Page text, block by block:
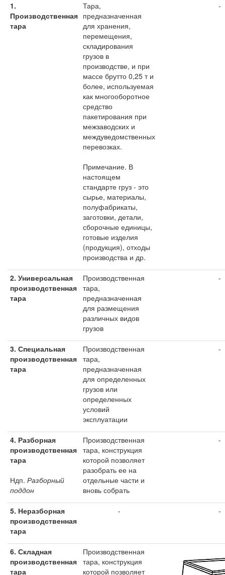
1.
Производственная
тара
Тара,
предназначенная
для хранения,
перемещения,
складирования
грузов в
производстве, и при
массе брутто 0,25 т и
более, используемая
как многооборотное
средство
пакетирования при
межзаводских и
междуведомственных
перевозках.
Примечание. В
настоящем
стандарте груз - это
сырье, материалы,
полуфабрикаты,
заготовки, детали,
сборочные единицы,
готовые изделия
(продукция), отходы
производства и др.
-
2. Универсальная
производственная
тара
Производственная
тара,
предназначенная
для размещения
различных видов
грузов
-
3. Специальная
производственная
тара
Производственная
тара,
предназначенная
для определенных
грузов или
определенных
условий
эксплуатации
-
4. Разборная
производственная
тара
Ндп. Разборный
поддон
Производственная
тара, конструкция
которой позволяет
разобрать ее на
отдельные части и
вновь собрать
-
5. Неразборная
производственная
тара
- -
6. Складная
производственная
тара
Производственная
тара, конструкция
которой позволяет